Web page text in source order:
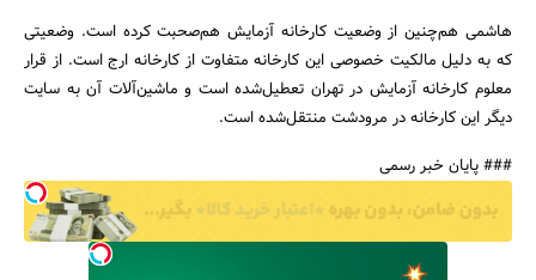
هاشمی هم‌چنین از وضعیت کارخانه آزمایش هم‌صحبت کرده است. وضعیتی
که به دلیل مالکیت خصوصی این کارخانه متفاوت از کارخانه ارج است. از قرار
معلوم کارخانه آزمایش در تهران تعطیل‌شده است و ماشین‌آلات آن به سایت
دیگر این کارخانه در مرودشت منتقل‌شده است.
### پایان خبر رسمی